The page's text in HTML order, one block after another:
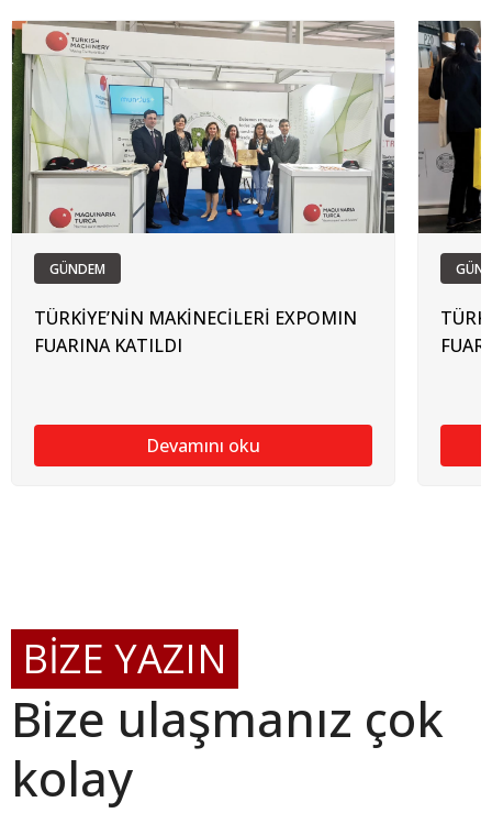
GÜNDEM
TÜRKİYE’NİN MAKİNECİLERİ EXPOMIN
FUARINA KATILDI
Devamını oku
BİZE YAZIN
Bize ulaşmanız çok
kolay